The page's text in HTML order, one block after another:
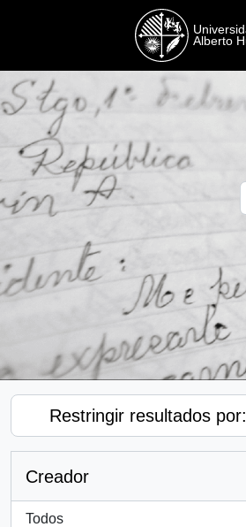
Restringir resultados por:
Creador
Todos